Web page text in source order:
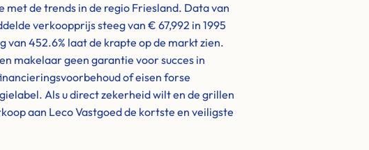
de trends in de regio Friesland. Data van
verkoopprijs steeg van € 67,992 in 1995
van 452.6% laat de krapte op de markt zien.
makelaar geen garantie voor succes in
of eisen forse
Als u direct zekerheid wilt en de grillen
aan Leco Vastgoed de kortste en veiligste